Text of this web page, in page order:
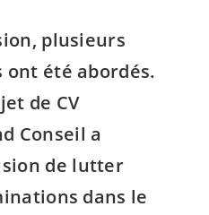
plusieurs
été abordés.
de CV
Conseil a
de lutter
dans le